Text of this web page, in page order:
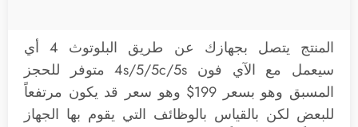
المنتج يتصل بجهازك عن طريق البلوتوث 4 أي
سيعمل مع الآي فون 4s/5/5c/5s متوفر للحجز
المسبق وهو بسعر 199$ وهو سعر قد يكون مرتفعاً
للبعض لكن بالقياس بالوظائف التي يقوم بها الجهاز